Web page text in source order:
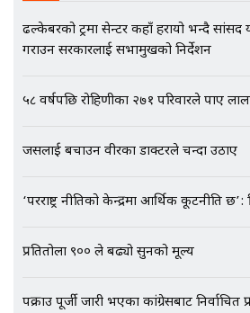
कनेक्सन ! ||
भिजिट भिसामा गृह
Followup:
ढल्केबरको ट्रमा सेन्टर कहाँ हरायो भन्दै सांसद
गराउन सरकारलाई सभामुखको निर्देशन
५८ वर्षपछि रोहिणीका २७१ परिवारले पाए
जसलाई बचाउन वीरका डाक्टरले चन्दा उठाए
‘परराष्ट्र नीतिको केन्द्रमा आर्थिक कूटनीति
प्रतितोला ९०० ले बढ्यो सुनको मूल्य
पक्राउ पूर्जी जारी भएका कांग्रेसबाट निर्वाचित